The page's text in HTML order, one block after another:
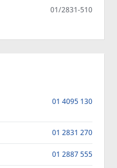
01/2831-510
01 4095 130
01 2831 270
01 2887 555